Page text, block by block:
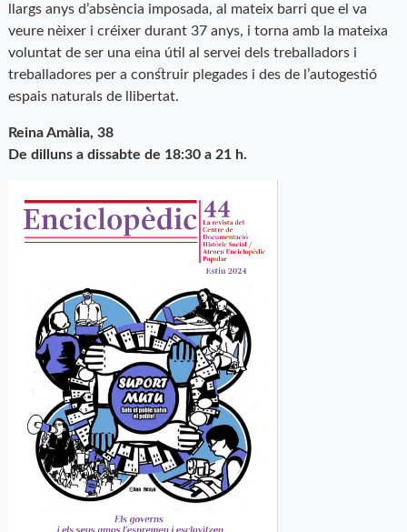
llargs anys d’absència imposada, al mateix barri que el va
veure nèixer i créixer durant 37 anys, i torna amb la mateixa
voluntat de ser una eina útil al servei dels treballadors i
treballadores per a construir plegades i des de l’autogestió
espais naturals de llibertat.
Reina Amàlia, 38
De dilluns a dissabte de 18:30 a 21 h.